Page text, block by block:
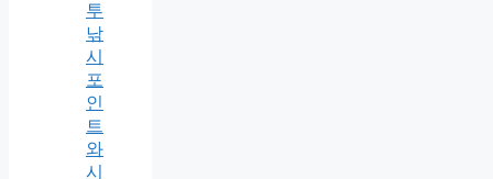
투
낚
시
포
인
트
와
시